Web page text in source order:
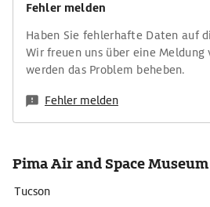
Fehler melden
Haben Sie fehlerhafte Daten auf
Wir freuen uns über eine Meldung
werden das Problem beheben.
Fehler melden
Pima Air and Space Museum
Tucson